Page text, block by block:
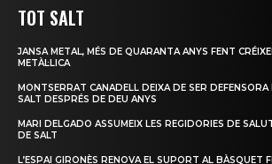
TOT SALT
JANSA METAL, MÉS DE QUARANTA ANYS FENT
METÀL·LICA
MONTSERRAT CANADELL DEIXA DE SER
SALT DESPRÉS DE DEU ANYS
MARI DELGADO ASSUMEIX LES REGIDORIES DE
DE SALT
L’ESPAI GIRONÈS RENOVA EL SUPORT AL BÀSQUET